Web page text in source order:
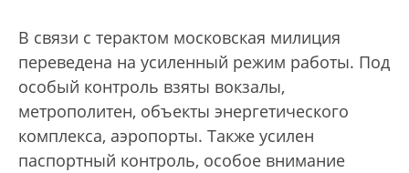
В связи с терактом московская милиция
переведена на усиленный режим работы. Под
особый контроль взяты вокзалы,
метрополитен, объекты энергетического
комплекса, аэропорты. Также усилен
паспортный контроль, особое внимание